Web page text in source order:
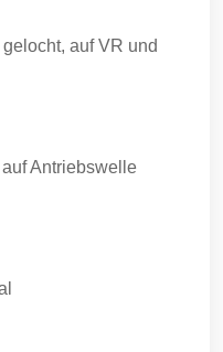
auf VR und
Antriebswelle